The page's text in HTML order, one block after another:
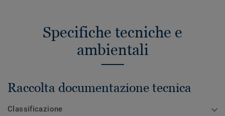
Specifiche tecniche e
ambientali
Raccolta documentazione tecnica
Classificazione